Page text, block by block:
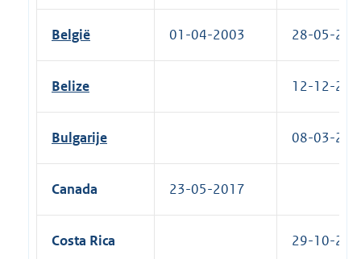
België 01-04-2003 28-05-
Belize 12-12-
Bulgarije 08-03-
Canada 23-05-2017
Costa Rica 29-10-